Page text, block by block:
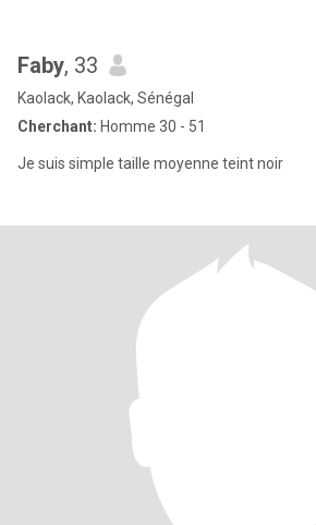
Faby, 33
Kaolack, Kaolack, Sénégal
Cherchant: Homme 30 - 51
Je suis simple taille moyenne teint noir